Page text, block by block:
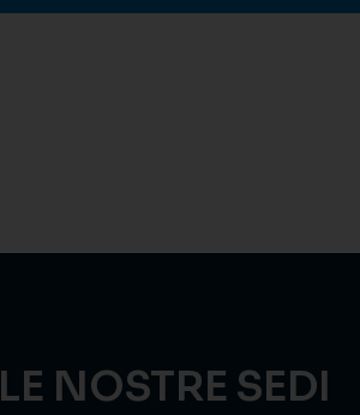
LE NOSTRE SEDI